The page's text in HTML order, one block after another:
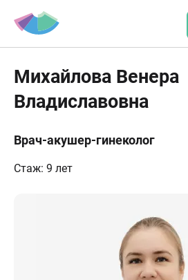
Михайлова Венера
Владиславовна
Врач-акушер-гинеколог
Стаж: 9 лет